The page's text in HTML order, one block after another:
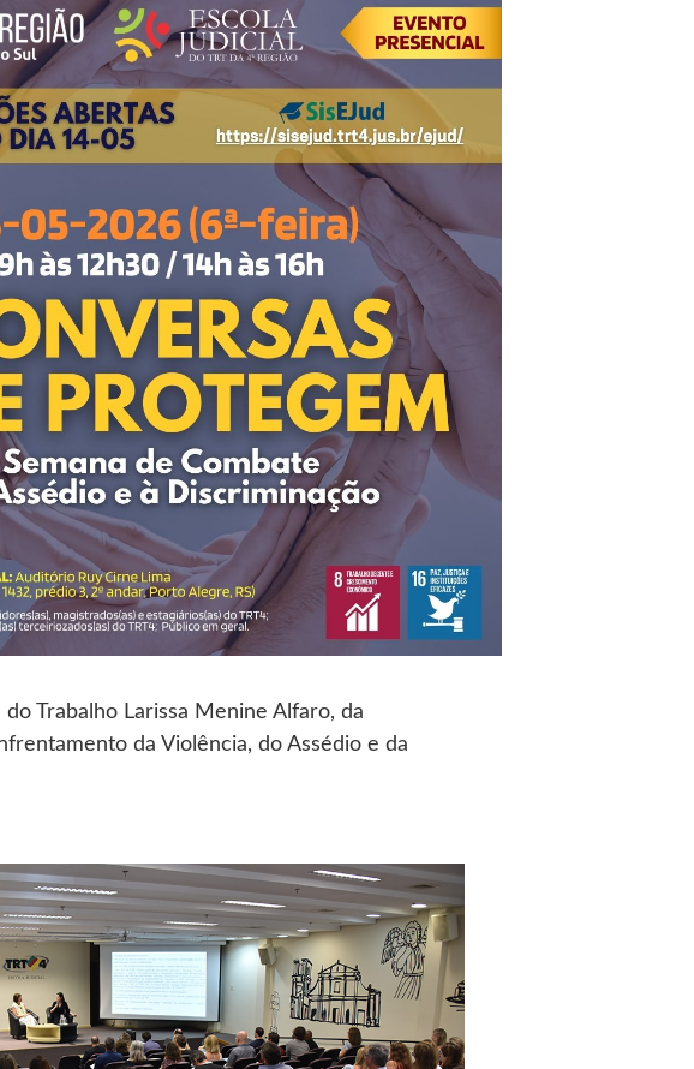
Trabalho Larissa Menine Alfaro, da
da Violência, do Assédio e da